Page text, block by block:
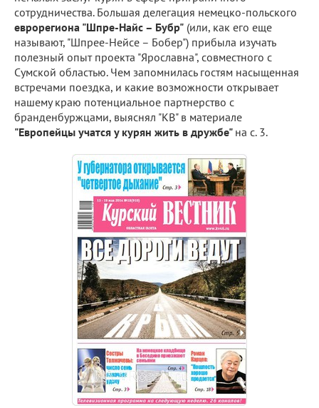
сотрудничества. Большая делегация немецко-польского
еврорегиона "Шпре-Найс – Бубр" (или, как его еще
называют, "Шпрее-Нейсе – Бобер") прибыла изучать
полезный опыт проекта "Ярославна", совместного с
Сумской областью. Чем запомнилась гостям насыщенная
встречами поездка, и какие возможности открывает
нашему краю потенциальное партнерство с
бранденбуржцами, выяснял "КВ" в материале
"Европейцы учатся у курян жить в дружбе" на с. 3.